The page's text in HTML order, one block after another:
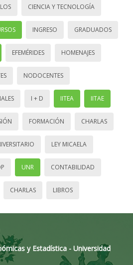
CIENCIA Y TECNOLOGÍA
INGRESO GRADUADOS
EFEMÉRIDES HOMENAJES
NODOCENTES
I + D IITEA IITAE
FORMACIÓN CHARLAS
LEY MICAELA
UNR CONTABILIDAD
CHARLAS LIBROS
y Estadística - Universidad